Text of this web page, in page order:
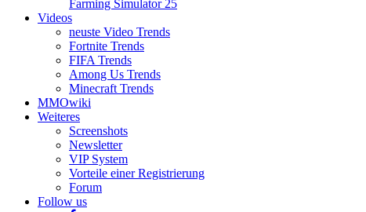
Farming Simulator 25
Videos
neuste Video Trends
Fortnite Trends
FIFA Trends
Among Us Trends
Minecraft Trends
MMOwiki
Weiteres
Screenshots
Newsletter
VIP System
Vorteile einer Registrierung
Forum
Follow us